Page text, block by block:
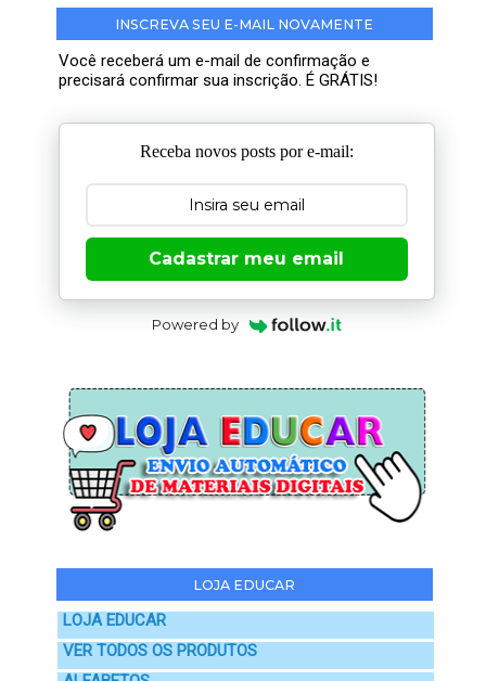
INSCREVA SEU E-MAIL NOVAMENTE
Você receberá um e-mail de confirmação e
precisará confirmar sua inscrição. É GRÁTIS!
Receba novos posts por e-mail:
Cadastrar meu email
Powered by
LOJA EDUCAR
LOJA EDUCAR
VER TODOS OS PRODUTOS